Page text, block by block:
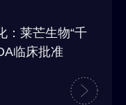
：莱芒生物“千
临床批准